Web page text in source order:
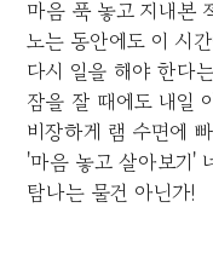
마음 푹 놓고 지내본
노는 동안에도 이 시
다시 일을 해야 한다
잠을 잘 때에도 내일
비장하게 램 수면에
'마음 놓고 살아보기'
탐나는 물건 아닌가!